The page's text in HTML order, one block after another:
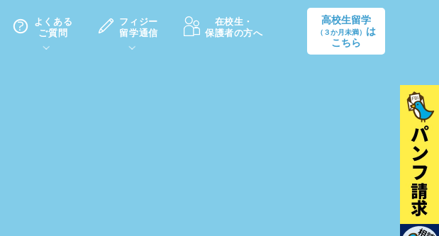
よくある
ご質問
フィジー
留学通信
在校生・
保護者の方へ
高校生留学
（３か月未満）
は
こちら